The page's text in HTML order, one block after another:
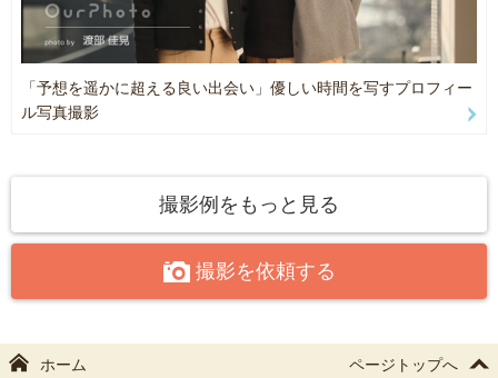
ですのでご予約前に一度チャットでご連絡をお願い致します。
・ご希望日時（複数あると助かります）
・撮影場所
これらをお伝えいただけると嬉しいです。
🌱撮影許可
神社、お寺、公園等、撮影許可が必要な場所は、
お客様のほうで確認と撮影申請のほうをお願い致します。
「予想を遥かに超える良い出会い」優しい時間を写すプロフィー
ル写真撮影
撮影例をもっと見る
撮影を依頼する
ホーム ページトップへ